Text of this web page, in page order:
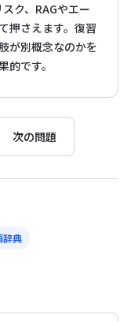
ク、RAGやエー
押さえます。復習
が別概念なのかを
です。
次の問題
辞典